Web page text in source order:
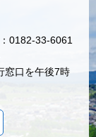
0182-33-6061
窓口を午後7時